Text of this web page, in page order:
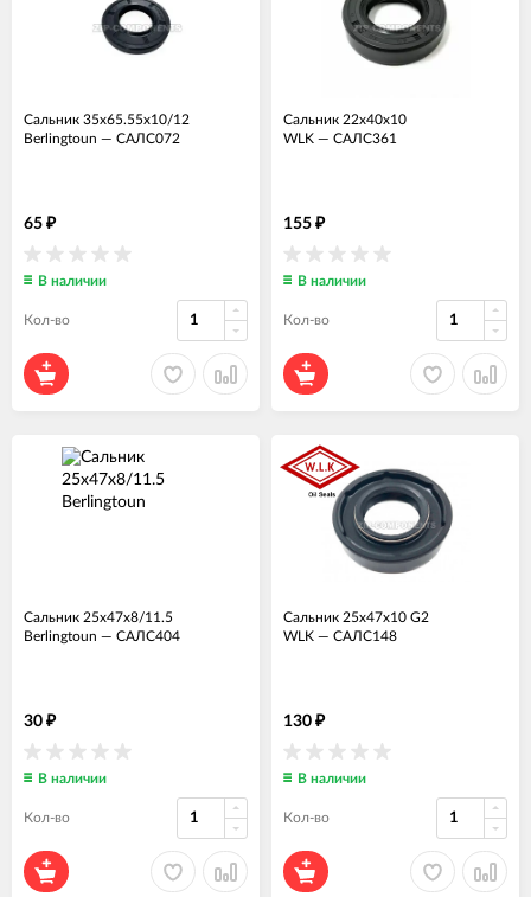
Сальник 35х65.55х10/12
Berlingtoun — САЛС072
65 ₽
В наличии
Кол-во
Сальник 22x40x10
WLK — САЛС361
155 ₽
В наличии
Кол-во
Сальник 25x47x8/11.5
Berlingtoun — САЛС404
30 ₽
В наличии
Кол-во
Сальник 25x47x10 G2
WLK — САЛС148
130 ₽
В наличии
Кол-во